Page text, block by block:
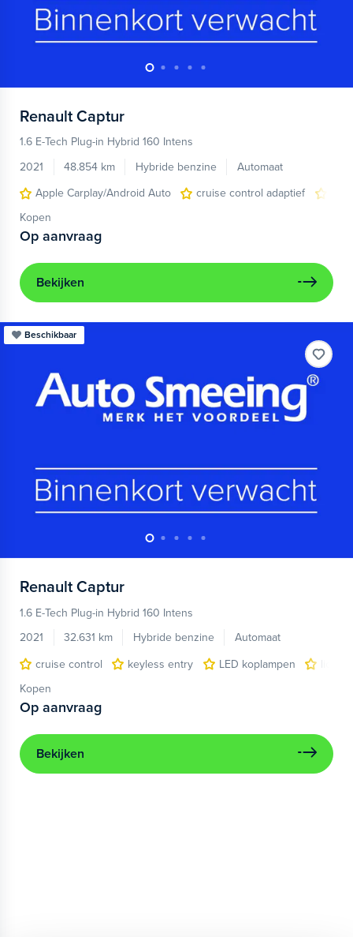
Renault Captur
1.6 E-Tech Plug-in Hybrid 160 Intens
2021
48.854 km Hybride benzine
Automaat
Apple Carplay/Android Auto
cruise control adaptief
Kopen
Op aanvraag
Bekijken
Beschikbaar
Renault Captur
1.6 E-Tech Plug-in Hybrid 160 Intens
2021
32.631 km Hybride benzine
Automaat
cruise control
keyless entry LED koplampen
Kopen
Op aanvraag
Bekijken